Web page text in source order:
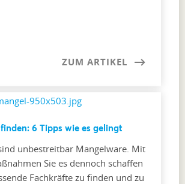
ZUM ARTIKEL
6 Tipps wie es gelingt
unbestreitbar Mangelware. Mit
Sie es dennoch schaffen
Fachkräfte zu finden und zu